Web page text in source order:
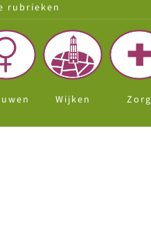
rubrieken
Wijken Zorg